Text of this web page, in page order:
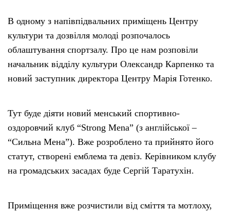
В одному з напівпідвальних приміщень Центру
культури та дозвілля молоді розпочалось
облаштування спортзалу. Про це нам розповіли
начальник відділу культури Олександр Карпенко та
новий заступник директора Центру Марія Готенко.
Тут буде діяти новий менський спортивно-
оздоровчий клуб “Strong Mena” (з англійської –
“Сильна Мена”). Вже розроблено та прийнято його
статут, створені емблема та девіз. Керівником клубу
на громадських засадах буде Сергій Таратухін.
Приміщення вже розчистили від сміття та мотлоху,